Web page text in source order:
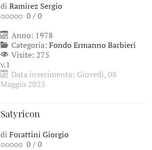
di Ramirez Sergio
0 /0
Anno: 1978
Categoria: Fondo Ermanno Barbieri
Visite: 275
v.1
Data inserimento: Giovedì, 08
Maggio 2025
Satyricon
di Forattini Giorgio
0 /0